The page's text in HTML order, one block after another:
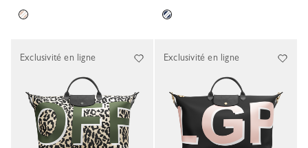
Exclusivité en ligne Exclusivité en ligne